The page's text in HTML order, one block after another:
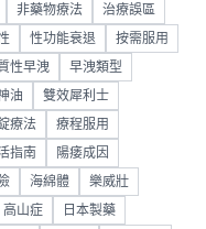
非藥物療法 治療誤區
性功能衰退 按需服用
性早洩 早洩類型
油 雙效犀利士
療法 療程服用
指南 陽痿成因
海綿體 樂威壯
高山症 日本製藥